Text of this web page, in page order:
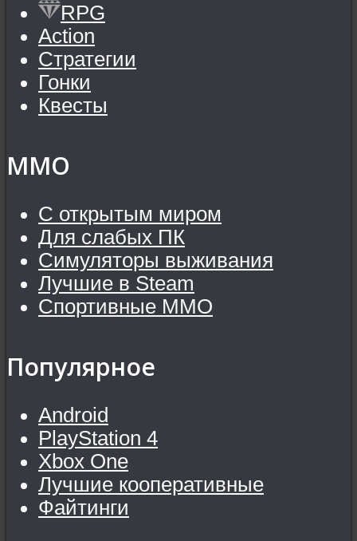
RPG
Action
Стратегии
Гонки
Квесты
MMO
С открытым миром
Для слабых ПК
Симуляторы выживания
Лучшие в Steam
Спортивные MMO
Популярное
Android
PlayStation 4
Xbox One
Лучшие кооперативные
Файтинги